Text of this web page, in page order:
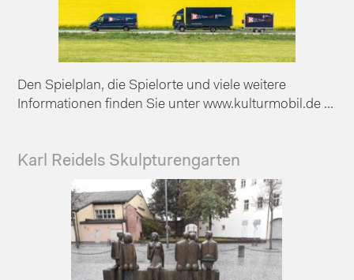
Den Spielplan, die Spielorte und viele weitere
Informationen finden Sie unter www.kulturmobil.de ...
Karl Reidels Skulpturengarten